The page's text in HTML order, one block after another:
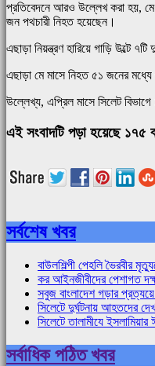
প্রতিবেদনে আরও উল্লেখ করা হয়,
জন পথচারী নিহত হয়েছেন।
এছাড়া নিয়ন্ত্রণ হারিয়ে গাড়ি উল্টে
এছাড়া মে মাসে নিহত ৫১ জনের
উল্লেখ্য, এপ্রিল মাসে সিলেট
এই সংবাদটি পড়া হয়েছে ১৭৫
সর্বশেষ খবর
বাউলশিল্পী পেহলি ভৈরবীর
কর আইনজীবীদের পেশাগত
সবুজ বাংলাদেশ গড়ার প্রত্যয়ে
সিলেটে দুর্ঘটনায় আহতদের
সিলেটে তালামীযে
সর্বাধিক পঠিত খবর